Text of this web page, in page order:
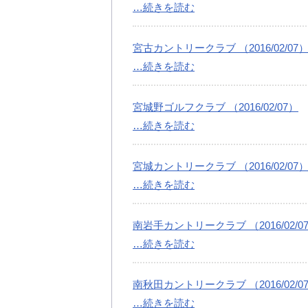
…続きを読む
宮古カントリークラブ （2016/02/07）
…続きを読む
宮城野ゴルフクラブ （2016/02/07）
…続きを読む
宮城カントリークラブ （2016/02/07）
…続きを読む
南岩手カントリークラブ （2016/02/07
…続きを読む
南秋田カントリークラブ （2016/02/07
…続きを読む